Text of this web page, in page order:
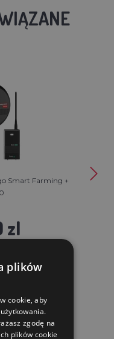
Smart Farming +
zl
plików
cookie, aby
zgodę na
plików cookie